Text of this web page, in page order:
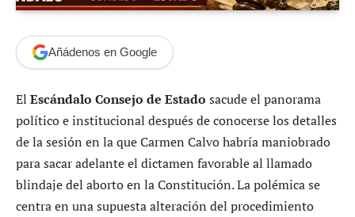
Añádenos en Google
El Escándalo Consejo de Estado sacude el panorama
político e institucional después de conocerse los detalles
de la sesión en la que Carmen Calvo habría maniobrado
para sacar adelante el dictamen favorable al llamado
blindaje del aborto en la Constitución. La polémica se
centra en una supuesta alteración del procedimiento